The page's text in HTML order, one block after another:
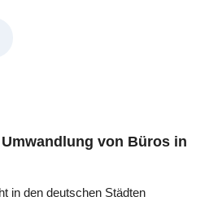
von Büros in
in den deutschen Städten